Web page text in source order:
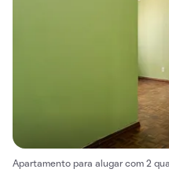
Apartamento para alugar com 2